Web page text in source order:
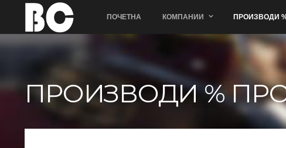
ПОЧЕТНА КОМПАНИИ ПРОИЗВОДИ
ПРОИЗВОДИ %